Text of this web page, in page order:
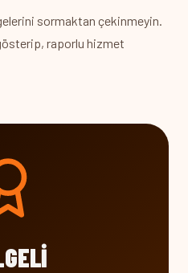
sormaktan çekinmeyin.
raporlu hizmet